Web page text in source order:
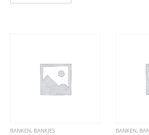
BANKEN, BANKJES BANKEN,